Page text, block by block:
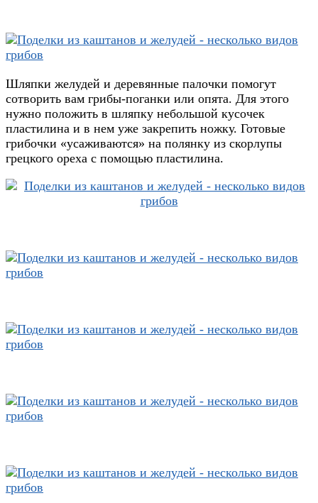
Шляпки желудей и деревянные палочки помогут
сотворить вам грибы-поганки или опята. Для этого
нужно положить в шляпку небольшой кусочек
пластилина и в нем уже закрепить ножку. Готовые
грибочки «усаживаются» на полянку из скорлупы
грецкого ореха с помощью пластилина.